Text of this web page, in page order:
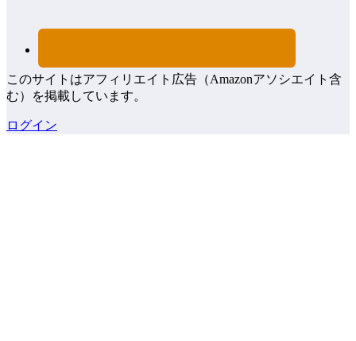
このサイトはアフィリエイト広告（Amazonアソシエイト含
む）を掲載しています。
ログイン